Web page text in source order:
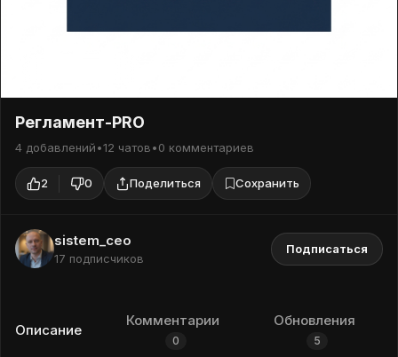
Регламент-PRO
4 добавлений•12 чатов•0 комментариев
2 0 Поделиться Сохранить
sistem_ceo
17 подписчиков
Подписаться
Описание
Комментарии
0
Обновления
5